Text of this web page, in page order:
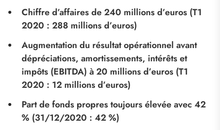
Chiffre d’affaires de 240 millions d’euros (T1
2020 : 288 millions d’euros)
Augmentation du résultat opérationnel avant
dépréciations, amortissements, intérêts et
impôts (EBITDA) à 20 millions d’euros (T1
2020 : 12 millions d’euros)
Part de fonds propres toujours élevée avec 42
% (31/12/2020 : 42 %)